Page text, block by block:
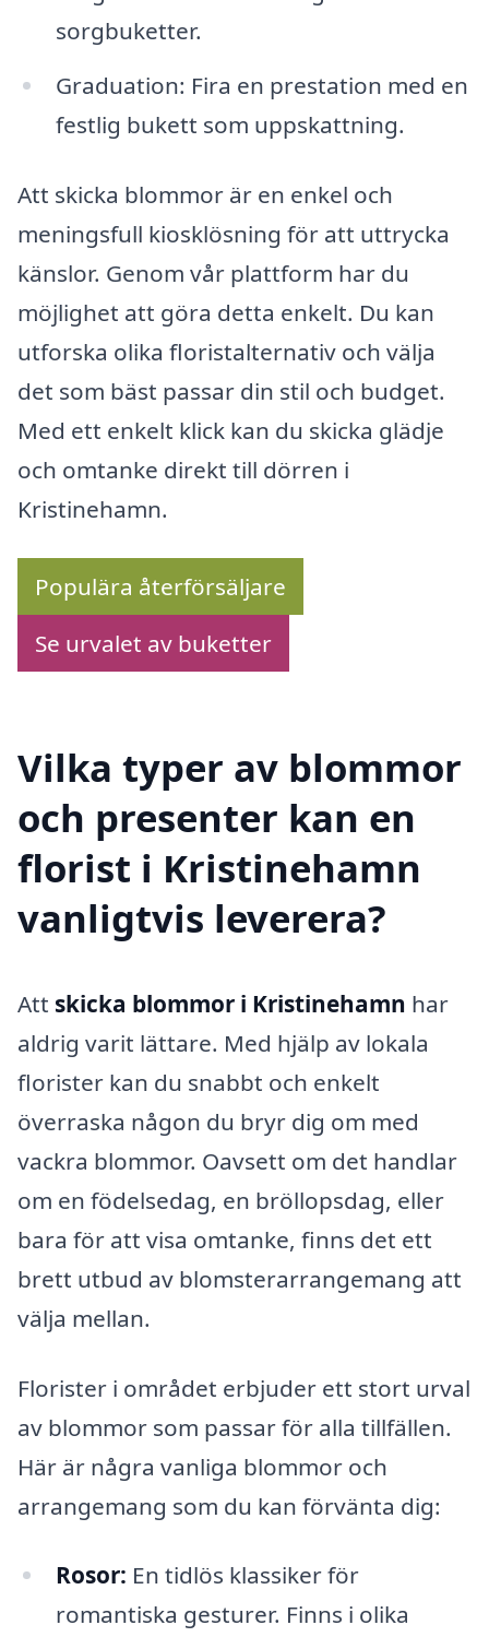
sorgbuketter.
Graduation: Fira en prestation med en
festlig bukett som uppskattning.
Att skicka blommor är en enkel och
meningsfull kiosklösning för att uttrycka
känslor. Genom vår plattform har du
möjlighet att göra detta enkelt. Du kan
utforska olika floristalternativ och välja
det som bäst passar din stil och budget.
Med ett enkelt klick kan du skicka glädje
och omtanke direkt till dörren i
Kristinehamn.
Populära återförsäljare
Se urvalet av buketter
Vilka typer av blommor
och presenter kan en
florist i Kristinehamn
vanligtvis leverera?
Att skicka blommor i Kristinehamn har
aldrig varit lättare. Med hjälp av lokala
florister kan du snabbt och enkelt
överraska någon du bryr dig om med
vackra blommor. Oavsett om det handlar
om en födelsedag, en bröllopsdag, eller
bara för att visa omtanke, finns det ett
brett utbud av blomsterarrangemang att
välja mellan.
Florister i området erbjuder ett stort urval
av blommor som passar för alla tillfällen.
Här är några vanliga blommor och
arrangemang som du kan förvänta dig:
Rosor: En tidlös klassiker för
romantiska gesturer. Finns i olika